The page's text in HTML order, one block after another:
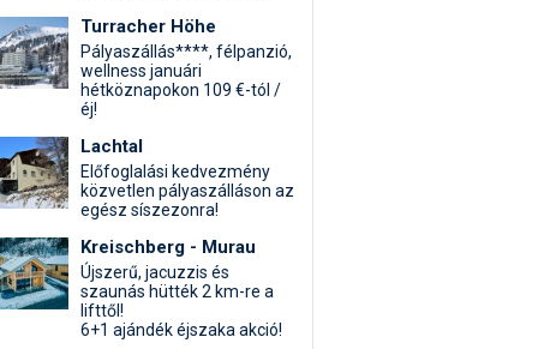
Turracher Höhe
Pályaszállás****, félpanzió,
wellness januári
hétköznapokon 109 €-tól /
éj!
Lachtal
Előfoglalási kedvezmény
közvetlen pályaszálláson az
egész síszezonra!
Kreischberg - Murau
Újszerű, jacuzzis és
szaunás hütték 2 km-re a
lifttől!
6+1 ajándék éjszaka akció!